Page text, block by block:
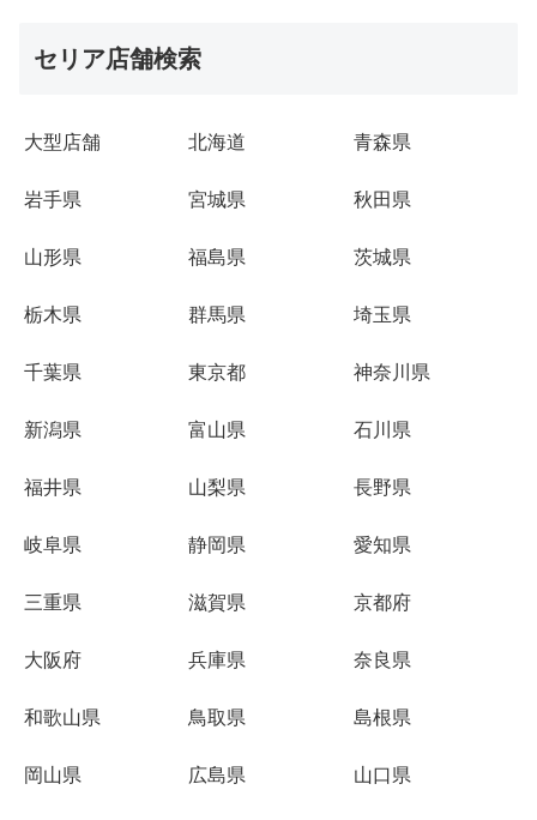
セリア店舗検索
大型店舗 北海道 青森県
岩手県 宮城県 秋田県
山形県 福島県 茨城県
栃木県 群馬県 埼玉県
千葉県 東京都 神奈川県
新潟県 富山県 石川県
福井県 山梨県 長野県
岐阜県 静岡県 愛知県
三重県 滋賀県 京都府
大阪府 兵庫県 奈良県
和歌山県 鳥取県 島根県
岡山県 広島県 山口県